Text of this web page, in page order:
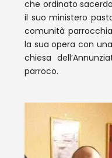
che ordinato
il suo ministero
comunità
la sua opera con
chiesa
parroco.